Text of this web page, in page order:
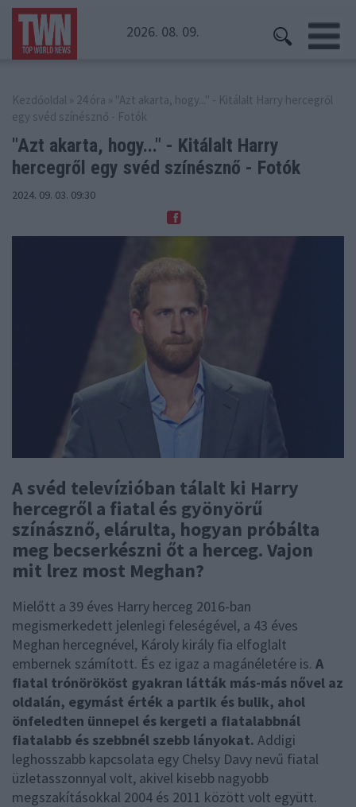
2026. 08. 09.
Kezdőoldal » 24 óra » "Azt akarta, hogy..." - Kitálalt Harry hercegről
egy svéd színésznő - Fotók
"Azt akarta, hogy..." - Kitálalt Harry
hercegről egy svéd színésznő - Fotók
2024. 09. 03. 09:30
A svéd televízióban tálalt ki Harry
hercegről a fiatal és gyönyörű
színásznő, elárulta, hogyan próbálta
meg becserkészni őt a herceg. Vajon
mit lrez most Meghan?
Mielőtt a 39 éves Harry herceg 2016-ban
megismerkedett jelenlegi feleségével, a 43 éves
Meghan hercegnével, Károly király fia elfoglalt
embernek számított. És ez igaz a magánéletére is. A
fiatal trónörököst gyakran látták más-más nővel az
oldalán, egymást érték a partik és bulik, ahol
önfeledten ünnepel és kergeti a fiatalabbnál
fiatalabb és szebbnél szebb lányokat. Addigi
leghosszabb kapcsolata egy Chelsy Davy nevű fiatal
üzletasszonnyal volt, akivel kisebb nagyobb
megszakításokkal 2004 és 2011 között volt együtt.